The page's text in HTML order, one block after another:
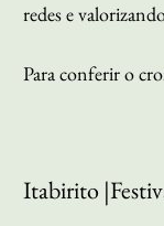
redes e
Para conferir o
Itabirito